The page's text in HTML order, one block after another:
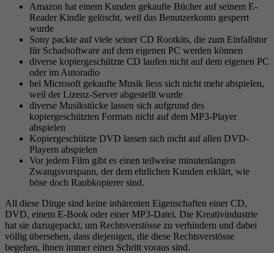
Amazon hat einem Kunden gekaufte Bücher auf seinem E-
Reader Kindle gelöscht, weil das Benutzerkonto gesperrt
wurde
Sony packte auf viele seiner CD Rootkits, die zum Einfallstor
für Schadsoftware auf dem eigenen PC werden können
diverse kopiergeschützte CD laufen nicht auf dem eigenen PC
oder im Autoradio
bei Microsoft gekaufte Musik liess sich nicht mehr abspielen,
weil der Lizenz-Server abgestellt wurde
diverse Musikstücke lassen sich aufgrund des
kopiergeschützten Formats nicht auf dem MP3-Player
abspielen
Kopiergeschützte DVD lassen sich nicht auf allen DVD-
Playern abspielen
Vor jedem Film gibt es einen teilweise minutenlangen
Zwangsvorspann, der dem ehrlichen Kunden erklärt, wie
böse doch Raubkopierer sind.
All diese Dinge sind keine inhärenten Eigenschaften einer CD,
DVD, einem E-Book oder einer MP3-Datei. Die Kreativindustrie
hat sie dazugepackt, um Rechtsverstösse zu verhindern und dabei
völlig übersehen, dass diejenigen, die diese Rechtsverstösse
begehen, ihnen immer einen Schritt voraus sind.